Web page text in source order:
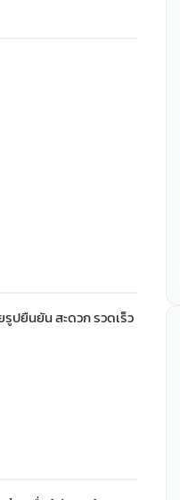
ปยืนยัน สะดวก รวดเร็ว